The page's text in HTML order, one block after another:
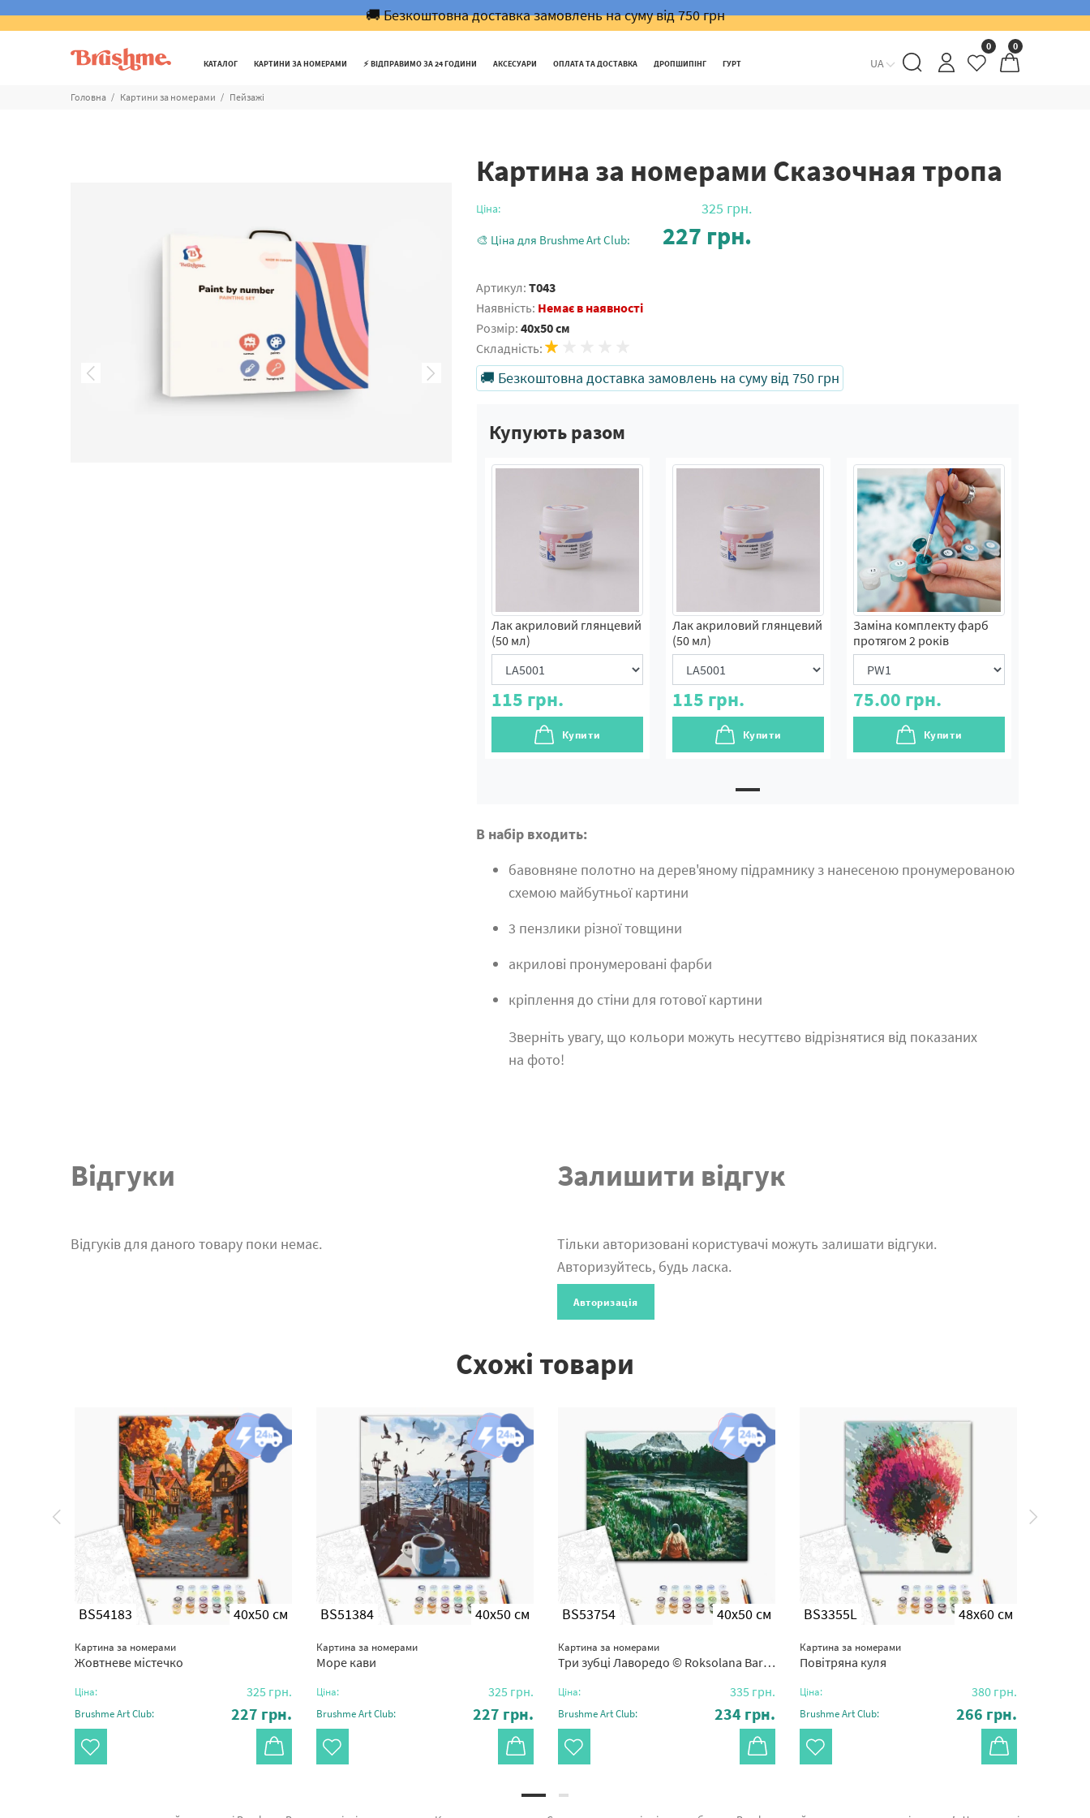
🚚 Безкоштовна доставка замовлень на суму від 750 грн
КАТАЛОГ КАРТИНИ ЗА НОМЕРАМИ ⚡️ ВІДПРАВИМО ЗА 24 ГОДИНИ АКСЕСУАРИ ОПЛАТА ТА ДОСТАВКА ДРОПШИПІНГ ГУРТ UA
0 0
Головна Картини за номерами Пейзажі
Картина за номерами Сказочная тропа
Ціна: 325 грн.
🎨 Ціна для Brushme Art Club: 227 грн.
Артикул: T043
Наявність: Немає в наявності
Розмір: 40x50 см
Складність:
🚚 Безкоштовна доставка замовлень на суму від 750 грн
Купують разом
Лак акриловий глянцевий
(50 мл)
115 грн.
Купити
Лак акриловий глянцевий
(50 мл)
115 грн.
Купити
Заміна комплекту фарб
протягом 2 років
75.00 грн.
Купити
В набір входить:
бавовняне полотно на дерев'яному підрамнику з нанесеною пронумерованою
схемою майбутньої картини
3 пензлики різної товщини
акрилові пронумеровані фарби
кріплення до стіни для готової картини
Зверніть увагу, що кольори можуть несуттєво відрізнятися від показаних
на фото!
Відгуки
Відгуків для даного товару поки немає.
Залишити відгук
Тільки авторизовані користувачі можуть залишати відгуки.
Авторизуйтесь, будь ласка.
Авторизація
Схожі товари
BS54183 40x50 см
Картина за номерами
Жовтневе містечко
Ціна: 325 грн.
Brushme Art Club: 227 грн.
BS51384 40x50 см
Картина за номерами
Море кави
Ціна: 325 грн.
Brushme Art Club: 227 грн.
BS53754 40x50 см
Картина за номерами
Три зубці Лаворедо © Roksolana Baran
Ціна: 335 грн.
Brushme Art Club: 234 грн.
BS3355L 48x60 см
Картина за номерами
Повітряна куля
Ціна: 380 грн.
Brushme Art Club: 266 грн.